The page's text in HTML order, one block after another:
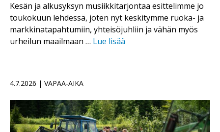
Kesän ja alkusyksyn musiikkitarjontaa esittelimme jo
toukokuun lehdessä, joten nyt keskitymme ruoka- ja
markkinatapahtumiin, yhteisöjuhliin ja vähän myös
urheilun maailmaan … Lue lisää
4.7.2026 | VAPAA-AIKA